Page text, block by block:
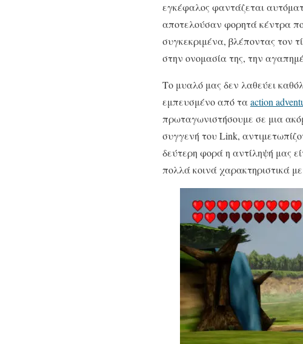
εγκέφαλος φαντάζεται
αποτελούσαν φορητά κέντρα
συγκεκριμένα, βλέποντας τον
στην ονομασία της, την
Το μυαλό μας δεν λαθεύει
εμπευσμένο από ταaction
πρωταγωνιστήσουμε σε μια
συγγενή του Link,
δεύτερη φορά η αντίληψή μας
πολλά κοινά χαρακτηριστικά